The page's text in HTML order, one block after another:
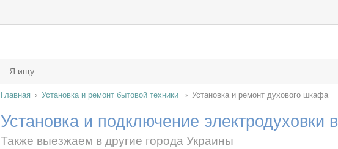
Главная Установка и ремонт бытовой техники Установка и ремонт духового шкафа
Установка и подключение электродуховки в
Также выезжаем в другие города Украины